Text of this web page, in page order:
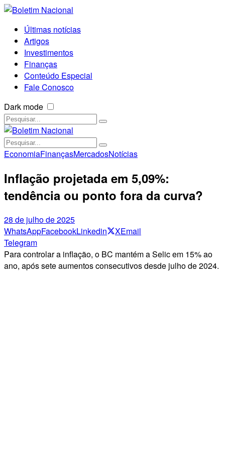
Últimas notícias
Artigos
Investimentos
Finanças
Conteúdo Especial
Fale Conosco
Dark mode
EconomiaFinançasMercadosNotícias
Inflação projetada em 5,09%:
tendência ou ponto fora da curva?
28 de julho de 2025
WhatsAppFacebookLinkedin XEmail
Telegram
Para controlar a inflação, o BC mantém a Selic em 15% ao
ano, após sete aumentos consecutivos desde julho de 2024.